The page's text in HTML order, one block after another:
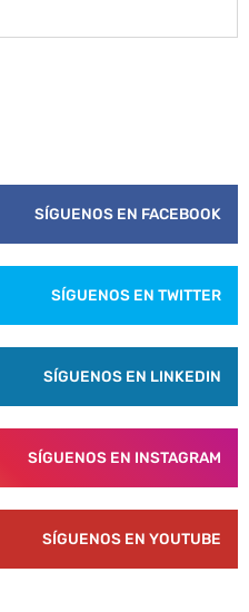
SÍGUENOS EN FACEBOOK
SÍGUENOS EN TWITTER
SÍGUENOS EN LINKEDIN
SÍGUENOS EN INSTAGRAM
SÍGUENOS EN YOUTUBE